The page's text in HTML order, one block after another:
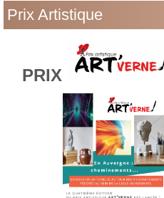
Prix Artistique
PRIX